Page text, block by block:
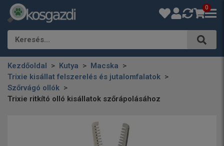
0
Keresés…
Kezdőoldal Kutya
Macska
Trixie kisállat felszerelés és jutalomfalatok
Szőrvágó ollók
Trixie ritkító olló kisállatok szőrápolásához